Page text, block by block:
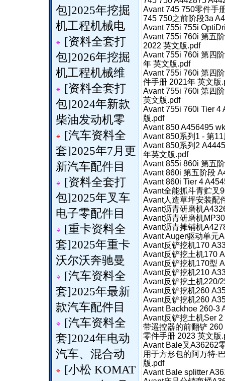
包]2025年挖掘
机工程机械电
[资料全套打
包]2026年挖掘
机工程机械维
[资料全套打
包]2024年新款
柴油发动机零
[汽车资料全
套]2025年7月更
新汽车配件目
[资料全套打
包]2025年叉车
电子零配件目
[重卡资料全
套]2025年重卡
沃尔沃奔驰曼
[汽车资料全
套]2025年最新
款汽车配件目
[汽车资料全
套]2024年电动
汽车、混合动
[小松 KOMAT
Avant 745 750零件手
745 750之前阶段3a
Avant 755i 755i
Avant 755i 760i 第五
2022 英文版.pdf
Avant 755i 760i 第四
年 英文版.pdf
Avant 755i 760i 第四
件手册 2021年 英文版
Avant 755i 760i 第四
英文版.pdf
Avant 755i 760i Tier 4
版.pdf
Avant 850 A456495
Avant 850系列1 - 第
Avant 850系列2
年英文版.pdf
Avant 855i 860i 第五
Avant 860i 第五阶段
Avant 860i Tier 4
Avant全能抓斗青贮叉
Avant人造草坪安装配
Avant沥青研磨机
Avant沥青研磨机
Avant沥青摊铺机
Avant Auger驱动单元
Avant反铲挖机170
Avant反铲挖土机170
Avant反铲挖机170型
Avant反铲挖机210
Avant反铲挖土机220/
Avant反铲挖机260
Avant反铲挖机260
Avant Backhoe 260-3
Avant反铲挖土机Ser
带遥控器的前翻铲
零件手册 2023 英文版
Avant Bale叉A36262
用于方形包的阿万特·
版.pdf
Avant Bale splitter